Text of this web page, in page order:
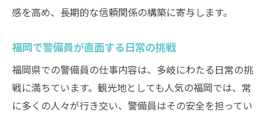
感を高め、長期的な信頼関係の構築に寄与します。
福岡で警備員が直面する日常の挑戦
福岡県での警備員の仕事内容は、多岐にわたる日常の挑
戦に満ちています。観光地としても人気の福岡では、常
に多くの人々が行き交い、警備員はその安全を担ってい